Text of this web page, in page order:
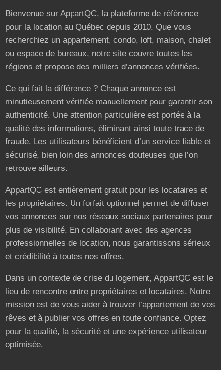
Bienvenue sur AppartQC, la plateforme de référence
pour la location au Québec depuis 2010. Que vous
recherchiez un appartement, condo, loft, maison, chalet
ou espace de bureaux, notre site couvre toutes les
régions et propose des milliers d’annonces vérifiées.
Ce qui fait la différence ? Chaque annonce est
minutieusement vérifiée manuellement pour garantir son
authenticité. Une attention particulière est portée à la
qualité des informations, éliminant ainsi toute trace de
fraude. Les utilisateurs bénéficient d’un service fiable et
sécurisé, bien loin des annonces douteuses que l’on
retrouve ailleurs.
AppartQC est entièrement gratuit pour les locataires et
les propriétaires. Un forfait optionnel permet de diffuser
vos annonces sur nos réseaux sociaux partenaires pour
plus de visibilité. En collaborant avec des agences
professionnelles de location, nous garantissons sérieux
et crédibilité à toutes nos offres.
Dans un contexte de crise du logement, AppartQC est le
lieu de rencontre entre propriétaires et locataires. Notre
mission est de vous aider à trouver l’appartement de vos
rêves et à publier vos offres en toute confiance. Optez
pour la qualité, la sécurité et une expérience utilisateur
optimisée.